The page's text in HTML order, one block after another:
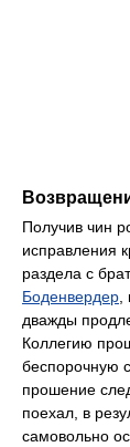
Получив чин
исправления
раздела с
Боденвердер
дважды
Коллегию
беспорочную
прошение
поехал, в
самовольно